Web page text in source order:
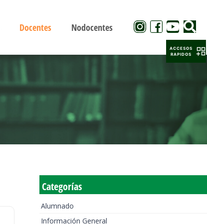
Docentes Nodocentes
Categorías
Alumnado
Información General
ACCESOS
RAPIDOS